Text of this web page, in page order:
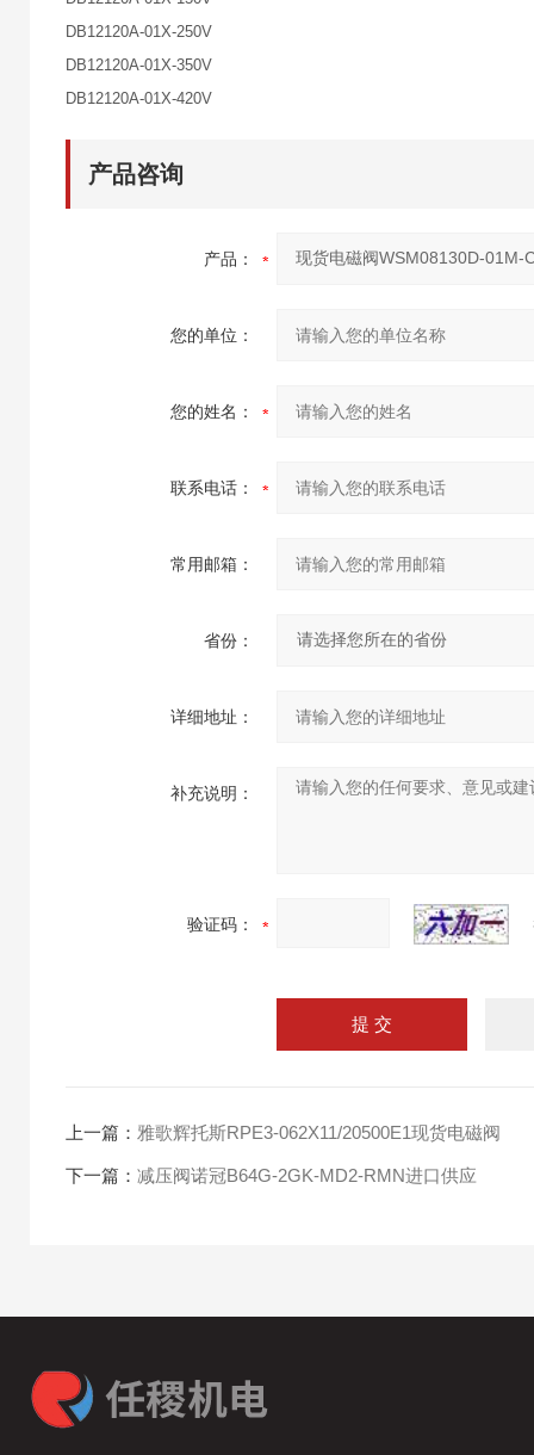
DB12120A-01X-250V
DB12120A-01X-350V
DB12120A-01X-420V
产品咨询
产品：
您的单位：
您的姓名：
联系电话：
常用邮箱：
省份：
详细地址：
补充说明：
验证码：
上一篇： 雅歌辉托斯RPE3-062X11/20500E1现货电磁阀
下一篇： 减压阀诺冠B64G-2GK-MD2-RMN进口供应